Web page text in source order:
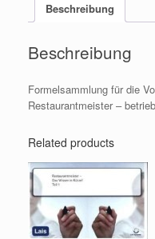
Beschreibung
Beschreibung
Formelsammlung für die
Restaurantmeister –
Related products